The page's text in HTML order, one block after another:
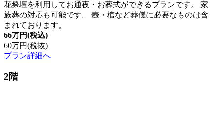
花祭壇を利用してお通夜・お葬式ができるプランです。 家
族葬の対応も可能です。 壺・棺など葬儀に必要なものは含
まれております。
66万円(税込)
60万円(税抜)
プラン詳細へ
2階